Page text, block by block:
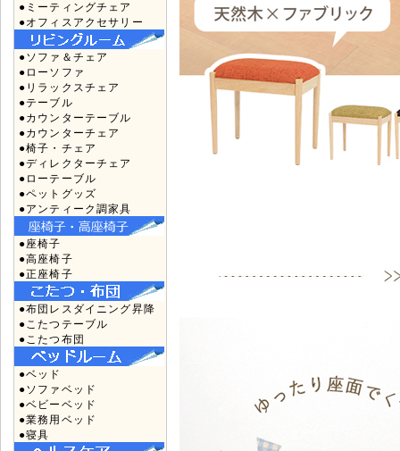
●ミーティングチェア
●オフィスアクセサリー
●ソファ＆チェア
●ローソファ
●リラックスチェア
●テーブル
●カウンターテーブル
●カウンターチェア
●椅子・チェア
●ディレクターチェア
●ローテーブル
●ペットグッズ
●アンティーク調家具
●座椅子
●高座椅子
●正座椅子
●布団レスダイニング昇降
●こたつテーブル
●こたつ布団
●ベッド
●ソファベッド
●ベビーベッド
●業務用ベッド
●寝具